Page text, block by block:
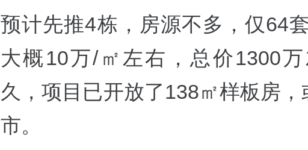
预计先推4栋，房源不多，仅64
大概10万/㎡左右，总价1300
久，项目已开放了138㎡样板房，
市。